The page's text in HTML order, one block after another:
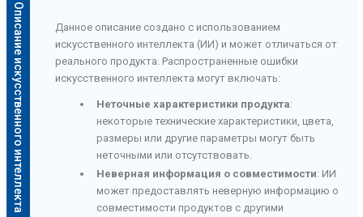
Описание искусственного интеллекта
Данное описание создано с использованием
искусственного интеллекта (ИИ) и может отличаться от
реального продукта. Распространенные ошибки
искусственного интеллекта могут включать:
Неточные характеристики продукта:
некоторые технические характеристики, цвета,
размеры или другие параметры могут быть
неточными или отсутствовать.
Неверная информация о совместимости: ИИ
может предоставлять неверную информацию о
совместимости продуктов с другими